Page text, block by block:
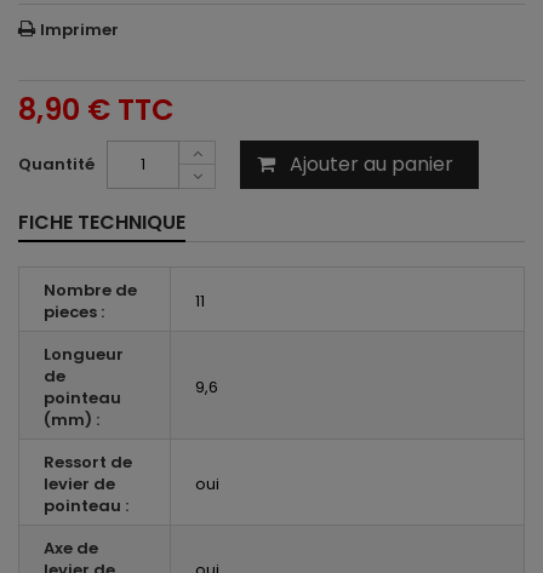
Imprimer
8,90 € TTC
Quantité Ajouter au panier
FICHE TECHNIQUE
Nombre de
pieces :
11
Longueur
de
pointeau
(mm) :
9,6
Ressort de
levier de
pointeau :
oui
Axe de